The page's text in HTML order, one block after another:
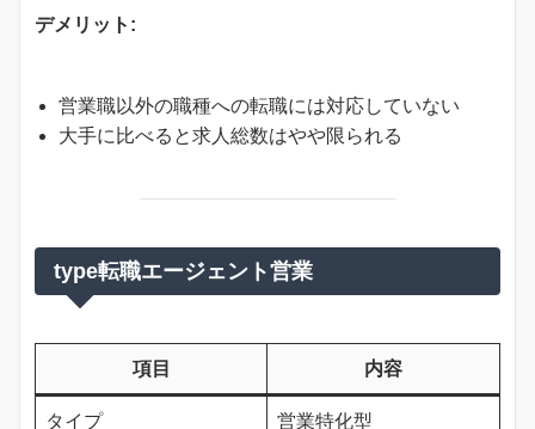
デメリット:
営業職以外の職種への転職には対応していない
大手に比べると求人総数はやや限られる
type転職エージェント営業
項目 内容
タイプ 営業特化型